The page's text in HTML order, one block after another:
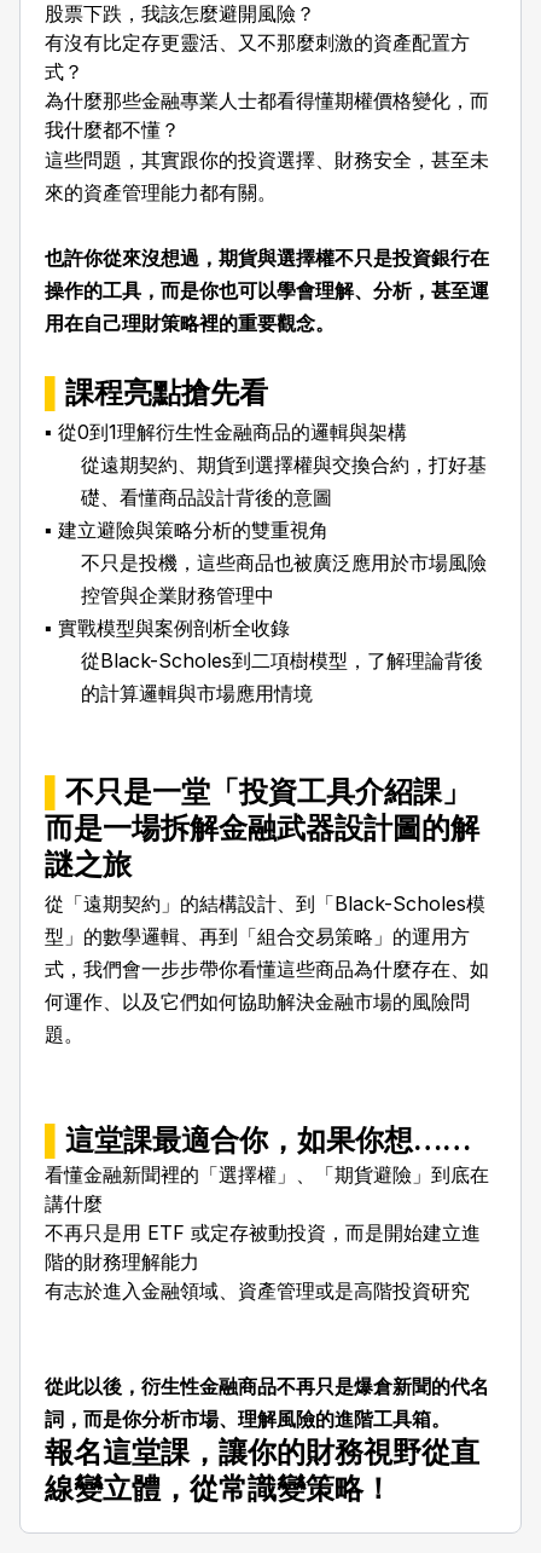
股票下跌，我該怎麼避開風險？
有沒有比定存更靈活、又不那麼刺激的資產配置方
式？
為什麼那些金融專業人士都看得懂期權價格變化，而
我什麼都不懂？
這些問題，其實跟你的投資選擇、財務安全，甚至未
來的資產管理能力都有關。
也許你從來沒想過，期貨與選擇權不只是投資銀行在
操作的工具，而是你也可以學會理解、分析，甚至運
用在自己理財策略裡的重要觀念。
課程亮點搶先看
▪️ 從0到1理解衍生性金融商品的邏輯與架構
從遠期契約、期貨到選擇權與交換合約，打好基
礎、看懂商品設計背後的意圖
▪️ 建立避險與策略分析的雙重視角
不只是投機，這些商品也被廣泛應用於市場風險
控管與企業財務管理中
▪️ 實戰模型與案例剖析全收錄
從Black-Scholes到二項樹模型，了解理論背後
的計算邏輯與市場應用情境
不只是一堂「投資工具介紹課」
而是一場拆解金融武器設計圖的解
謎之旅
從「遠期契約」的結構設計、到「Black-Scholes模
型」的數學邏輯、再到「組合交易策略」的運用方
式，我們會一步步帶你看懂這些商品為什麼存在、如
何運作、以及它們如何協助解決金融市場的風險問
題。
這堂課最適合你，如果你想……
看懂金融新聞裡的「選擇權」、「期貨避險」到底在
講什麼
不再只是用 ETF 或定存被動投資，而是開始建立進
階的財務理解能力
有志於進入金融領域、資產管理或是高階投資研究
從此以後，衍生性金融商品不再只是爆倉新聞的代名
詞，而是你分析市場、理解風險的進階工具箱。
報名這堂課，讓你的財務視野從直
線變立體，從常識變策略！